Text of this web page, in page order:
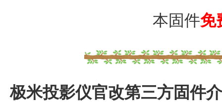
本固件免
极米投影仪官改第三方固件